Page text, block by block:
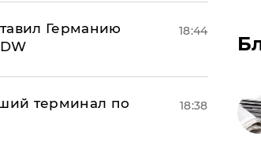
Германию
18:44
терминал по
18:38